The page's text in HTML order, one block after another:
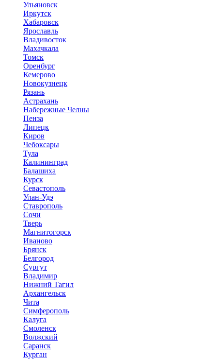
Ульяновск
Иркутск
Хабаровск
Ярославль
Владивосток
Махачкала
Томск
Оренбург
Кемерово
Новокузнецк
Рязань
Астрахань
Набережные Челны
Пенза
Липецк
Киров
Чебоксары
Тула
Калининград
Балашиха
Курск
Севастополь
Улан-Удэ
Ставрополь
Сочи
Тверь
Магнитогорск
Иваново
Брянск
Белгород
Сургут
Владимир
Нижний Тагил
Архангельск
Чита
Симферополь
Калуга
Смоленск
Волжский
Саранск
Курган